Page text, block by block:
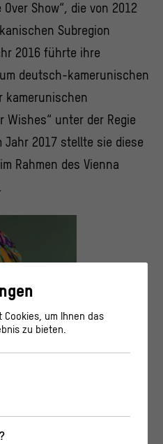
Show“, die von 2012
Subregion
2016 führte ihre
deutsch-kamerunischen
kamerunischen
Wishes“ unter der Regie
Jahr 2017 stellte sie diese
Rahmen des Vienna
um Ihnen das
zu bieten.